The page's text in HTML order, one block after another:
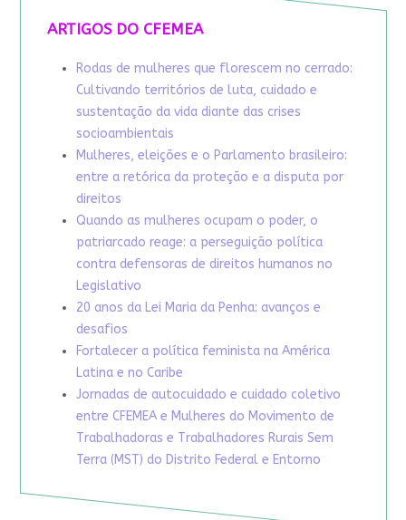
ARTIGOS DO CFEMEA
Rodas de mulheres que florescem no cerrado:
Cultivando territórios de luta, cuidado e
sustentação da vida diante das crises
socioambientais
Mulheres, eleições e o Parlamento brasileiro:
entre a retórica da proteção e a disputa por
direitos
Quando as mulheres ocupam o poder, o
patriarcado reage: a perseguição política
contra defensoras de direitos humanos no
Legislativo
20 anos da Lei Maria da Penha: avanços e
desafios
Fortalecer a política feminista na América
Latina e no Caribe
Jornadas de autocuidado e cuidado coletivo
entre CFEMEA e Mulheres do Movimento de
Trabalhadoras e Trabalhadores Rurais Sem
Terra (MST) do Distrito Federal e Entorno